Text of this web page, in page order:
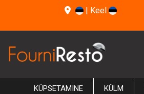
| Keel
KÜPSETAMINE KÜLM